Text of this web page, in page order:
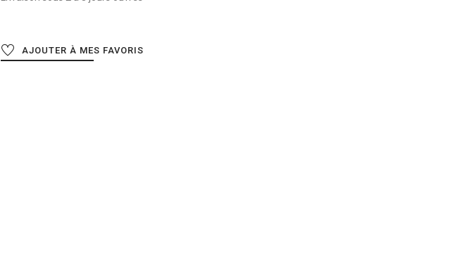
AJOUTER À MES FAVORIS